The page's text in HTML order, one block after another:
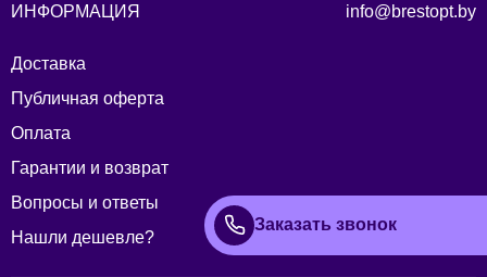
ИНФОРМАЦИЯ
Доставка
Публичная оферта
Оплата
Гарантии и возврат
Вопросы и ответы
Нашли дешевле?
info@brestopt.by
Заказать звонок